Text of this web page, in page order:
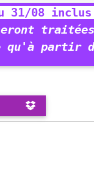
31/08 inclus
traitées
qu'à partir